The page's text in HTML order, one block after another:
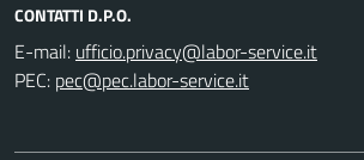
CONTATTI D.P.O.
E-mail:
PEC: